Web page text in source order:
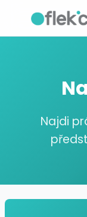
Najdi